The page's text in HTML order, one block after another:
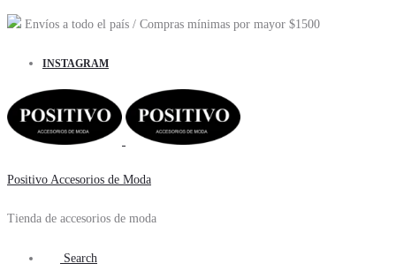
Envíos a todo el país / Compras mínimas por mayor $1500
INSTAGRAM
Positivo Accesorios de Moda
Tienda de accesorios de moda
Search